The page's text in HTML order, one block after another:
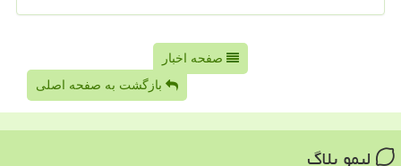
صفحه اخبار
بازگشت به صفحه اصلی